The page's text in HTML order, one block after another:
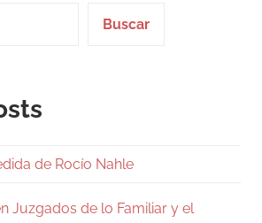
Buscar
de Rocío Nahle
Juzgados de lo Familiar y el